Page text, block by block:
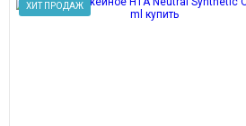
ХИТ ПРОДАЖ